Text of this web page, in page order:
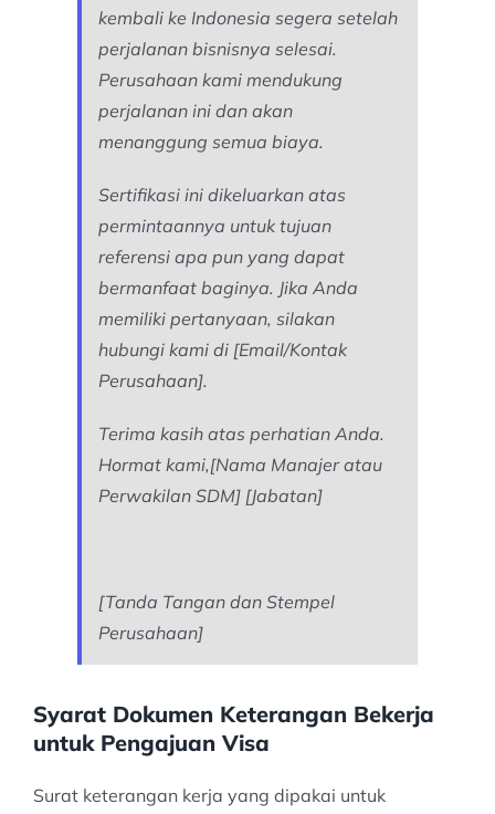
kembali ke Indonesia segera setelah
perjalanan bisnisnya selesai.
Perusahaan kami mendukung
perjalanan ini dan akan
menanggung semua biaya.
Sertifikasi ini dikeluarkan atas
permintaannya untuk tujuan
referensi apa pun yang dapat
bermanfaat baginya. Jika Anda
memiliki pertanyaan, silakan
hubungi kami di [Email/Kontak
Perusahaan].
Terima kasih atas perhatian Anda.
Hormat kami,[Nama Manajer atau
Perwakilan SDM] [Jabatan]
[Tanda Tangan dan Stempel
Perusahaan]
Syarat Dokumen Keterangan Bekerja
untuk Pengajuan Visa
Surat keterangan kerja yang dipakai untuk